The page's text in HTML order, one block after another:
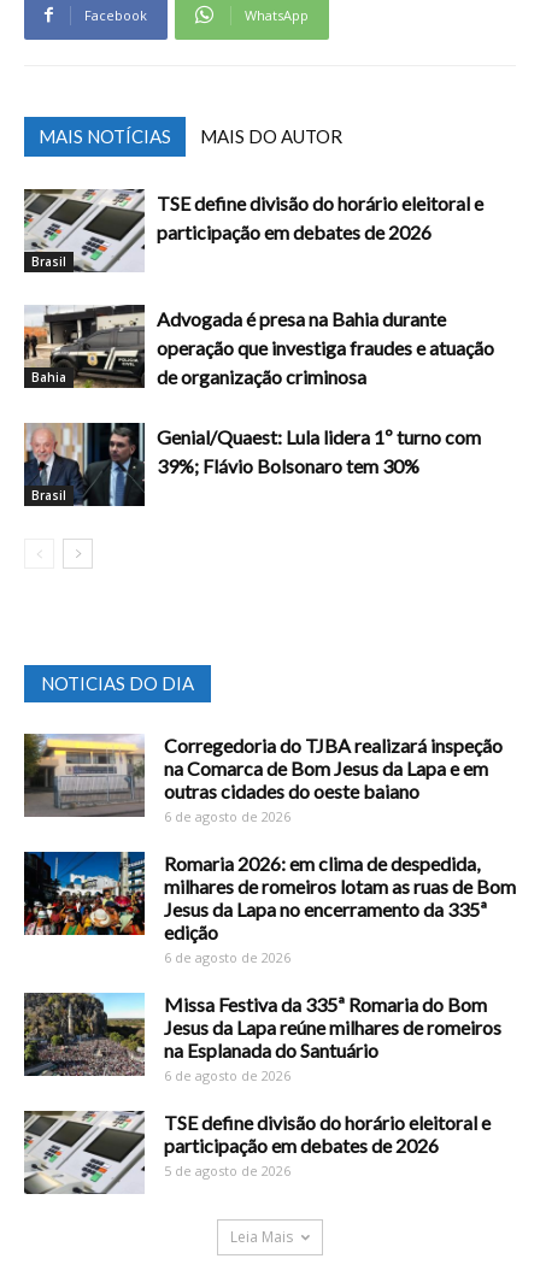
Facebook WhatsApp
MAIS NOTÍCIAS MAIS DO AUTOR
Brasil
TSE define divisão do horário eleitoral e
participação em debates de 2026
Bahia
Advogada é presa na Bahia durante
operação que investiga fraudes e atuação
de organização criminosa
Brasil
Genial/Quaest: Lula lidera 1º turno com
39%; Flávio Bolsonaro tem 30%
NOTICIAS DO DIA
Corregedoria do TJBA realizará inspeção
na Comarca de Bom Jesus da Lapa e em
outras cidades do oeste baiano
6 de agosto de 2026
Romaria 2026: em clima de despedida,
milhares de romeiros lotam as ruas de Bom
Jesus da Lapa no encerramento da 335ª
edição
6 de agosto de 2026
Missa Festiva da 335ª Romaria do Bom
Jesus da Lapa reúne milhares de romeiros
na Esplanada do Santuário
6 de agosto de 2026
TSE define divisão do horário eleitoral e
participação em debates de 2026
5 de agosto de 2026
Leia Mais